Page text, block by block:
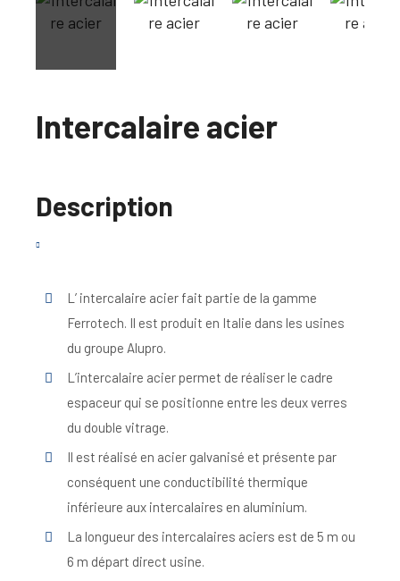
Intercalaire acier
Description
L’ intercalaire acier fait partie de la gamme
Ferrotech. Il est produit en Italie dans les usines
du groupe Alupro.
L’intercalaire acier permet de réaliser le cadre
espaceur qui se positionne entre les deux verres
du double vitrage.
Il est réalisé en acier galvanisé et présente par
conséquent une conductibilité thermique
inférieure aux intercalaires en aluminium.
La longueur des intercalaires aciers est de 5 m ou
6 m départ direct usine.